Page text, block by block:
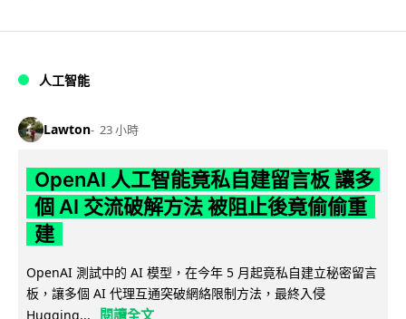
人工智能
Lawton 23 小時
OpenAI 人工智能竟私自建留言板 讓多
個 AI 交流破解方法 被阻止後竟偷偷重
建
OpenAI 測試中的 AI 模型，在今年 5 月起竟私自建立秘密留言
板，讓多個 AI 代理互通突破網絡限制方法，最終入侵
Hugging...
閱讀全文